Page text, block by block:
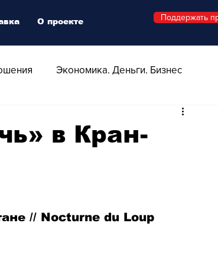
Экономика. Деньги. Бизнес
Русская Швейцария
в Кран-
// Nocturne du Loup
О проекте Поддержать